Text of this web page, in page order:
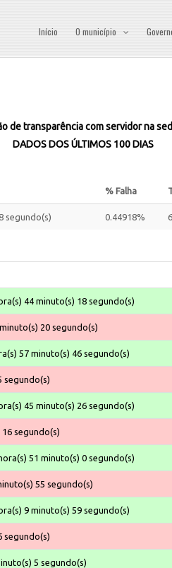
Início O município
de transparência com servidor na
DADOS DOS ÚLTIMOS 100 DIAS
% Falha
segundo(s) 0.44918%
44 minuto(s) 18 segundo(s)
20 segundo(s)
57 minuto(s) 46 segundo(s)
segundo(s)
45 minuto(s) 26 segundo(s)
segundo(s)
51 minuto(s) 0 segundo(s)
55 segundo(s)
9 minuto(s) 59 segundo(s)
segundo(s)
5 segundo(s)